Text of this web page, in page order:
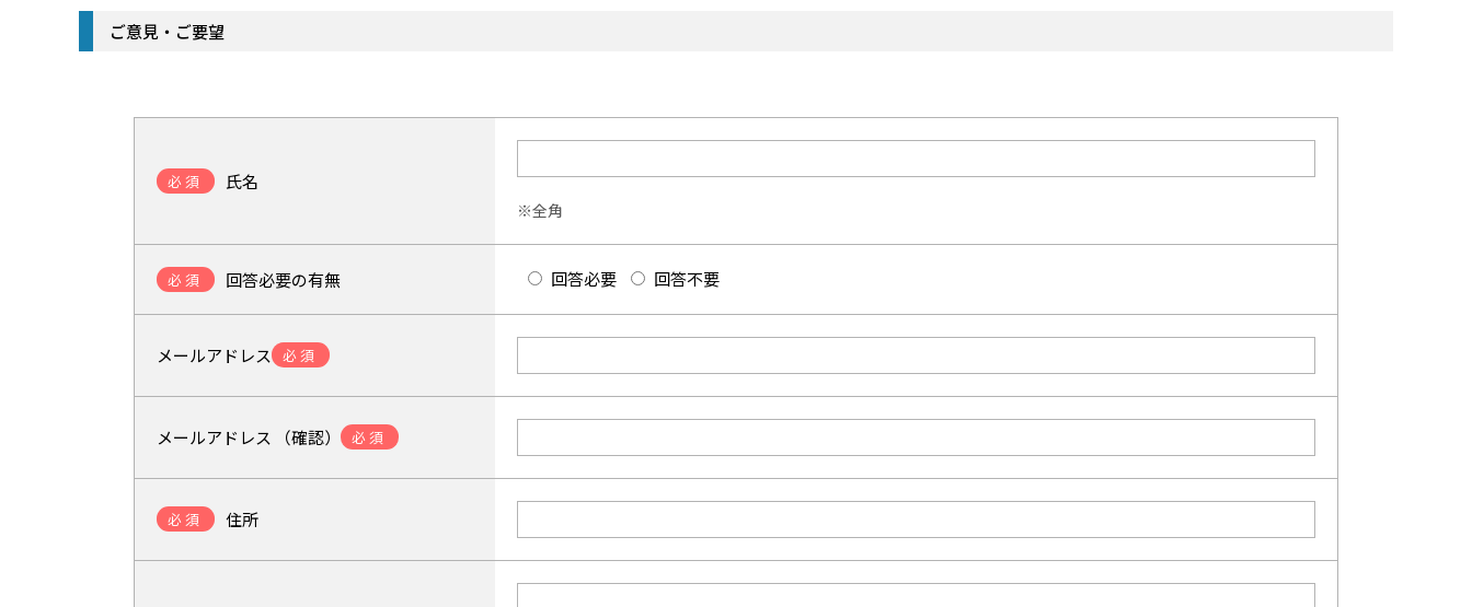
ご意見・ご要望
必須 氏名
※全角
必須 回答必要の有無 回答必要 回答不要
メールアドレス 必須
メールアドレス （確認） 必須
必須 住所